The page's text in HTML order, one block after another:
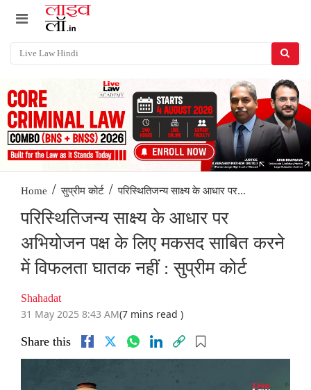
Home / सुप्रीम कोर्ट / परिस्थितिजन्य साक्ष्य के आधार पर...
परिस्थितिजन्य साक्ष्य के आधार पर
अभियोजन पक्ष के लिए मकसद साबित करने
में विफलता घातक नहीं : सुप्रीम कोर्ट
Shahadat
31 May 2025 8:43 AM(7 mins read )
Share this